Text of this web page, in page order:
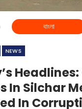
বাংলা
NEWS
In Silchar
In